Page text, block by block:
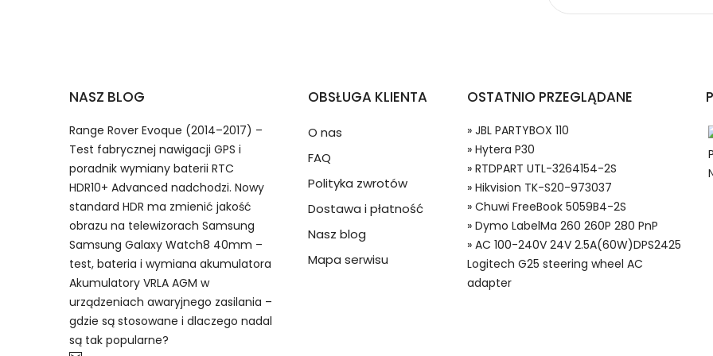
Dzięki ochronie kupujących w systemie PayPal możesz odzyskać całkowitą wartość
przedmiot do Ciebie nie dotrze lub będzie się znacznie różnić od opisu.
Model urządzenia
Numer produktu baterii
Dymo BP-827 bateria, BP-827 Baterie do Drukarek Przenośnych, Alternatywna bateria do Dymo
akumulator.
NASZ BLOG
Range Rover Evoque (2014–2017) –
Test fabrycznej nawigacji GPS i
poradnik wymiany baterii RTC
HDR10+ Advanced nadchodzi. Nowy
standard HDR ma zmienić jakość
obrazu na telewizorach Samsung
Samsung Galaxy Watch8 40mm –
test, bateria i wymiana akumulatora
Akumulatory VRLA AGM w
urządzeniach awaryjnego zasilania –
gdzie są stosowane i dlaczego nadal
są tak popularne?
OBSŁUGA KLIENTA
O nas
FAQ
Polityka zwrotów
Dostawa i płatność
Nasz blog
Mapa serwisu
OSTATNIO PRZEGLĄDANE
» JBL PARTYBOX 110
» Hytera P30
» RTDPART UTL-3264154-2S
» Hikvision TK-S20-973037
» Chuwi FreeBook 5059B4-2S
» Dymo LabelMa 260 260P 280 PnP
» AC 100-240V 24V 2.5A(60W)DPS2425
Logitech G25 steering wheel AC
adapter